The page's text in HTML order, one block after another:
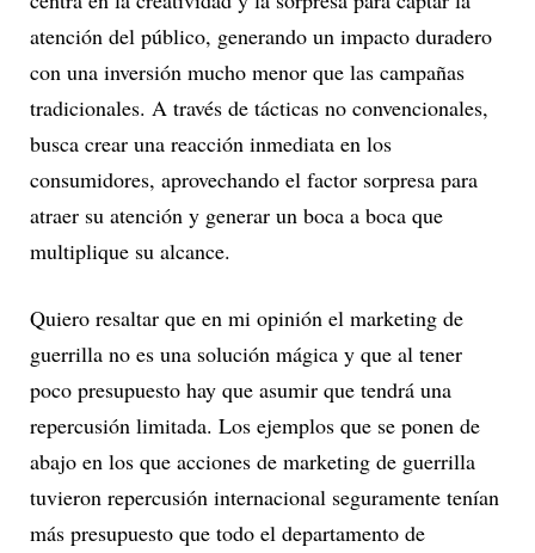
atención del público, generando un impacto duradero
con una inversión mucho menor que las campañas
tradicionales. A través de tácticas no convencionales,
busca crear una reacción inmediata en los
consumidores, aprovechando el factor sorpresa para
atraer su atención y generar un boca a boca que
multiplique su alcance.
Quiero resaltar que en mi opinión el marketing de
guerrilla no es una solución mágica y que al tener
poco presupuesto hay que asumir que tendrá una
repercusión limitada. Los ejemplos que se ponen de
abajo en los que acciones de marketing de guerrilla
tuvieron repercusión internacional seguramente tenían
más presupuesto que todo el departamento de